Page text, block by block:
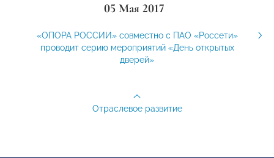
05 Мая 2017
«ОПОРА РОССИИ» совместно с ПАО «Россети»
проводит серию мероприятий «День открытых
дверей»
Отраслевое развитие